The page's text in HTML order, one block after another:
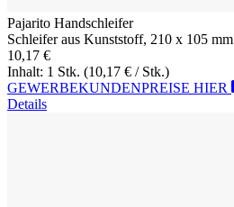
Pajarito Handschleifer
Schleifer aus Kunststoff, 210 x 105 mm
10,17 €
Inhalt: 1 Stk. (10,17 € / Stk.)
GEWERBEKUNDENPREISE HIER
Details